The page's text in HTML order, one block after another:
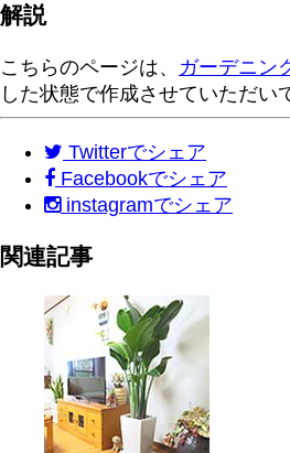
解説
こちらのページは、 ガーデニン
した状態で作成させていただい
Twitterでシェア
Facebookでシェア
instagramでシェア
関連記事